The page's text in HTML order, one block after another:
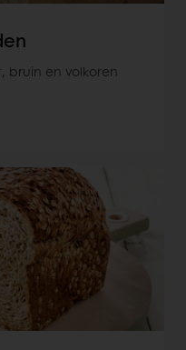
bruin en volkoren